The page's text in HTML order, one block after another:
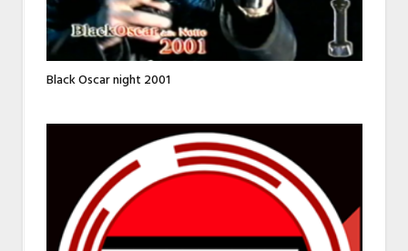
Black Oscar night 2001